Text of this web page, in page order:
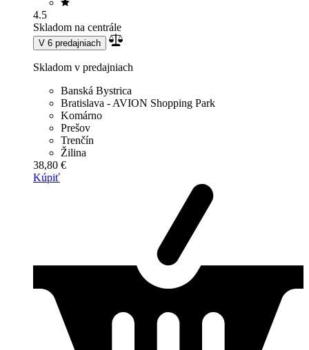
4.5
Skladom na centrále
V 6 predajniach
Skladom v predajniach
Banská Bystrica
Bratislava - AVION Shopping Park
Komárno
Prešov
Trenčín
Žilina
38,80 €
Kúpiť